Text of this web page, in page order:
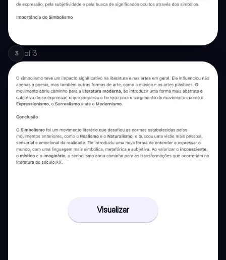
3 of 3
Visualizar